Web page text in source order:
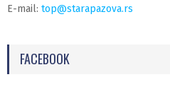
E-mail: top@starapazova.rs
FACEBOOK